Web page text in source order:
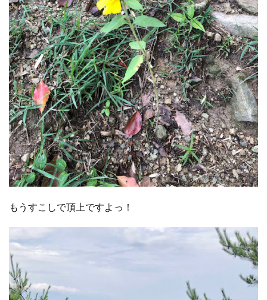
もうすこしで頂上ですよっ！